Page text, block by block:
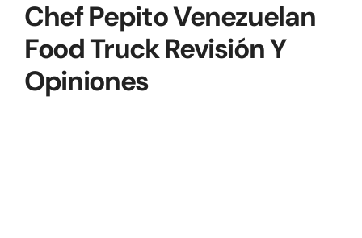
Chef Pepito Venezuelan
Food Truck Revisión Y
Opiniones